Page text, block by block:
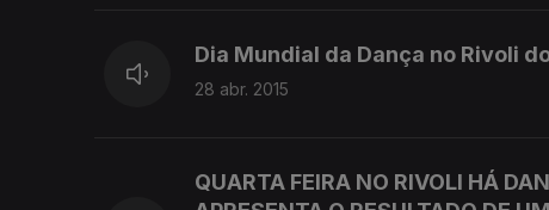
Dia Mundial da Dança no Rivoli
28 abr. 2015
QUARTA FEIRA NO RIVOLI HÁ